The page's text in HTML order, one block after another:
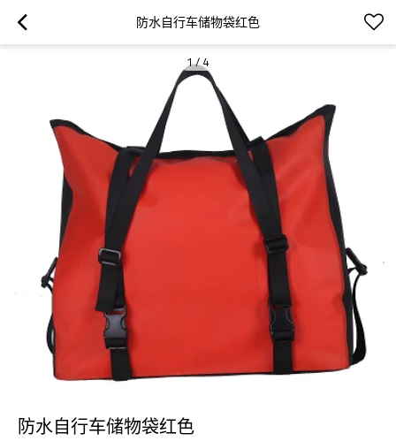
防水自行车储物袋红色
1/4
防水自行车储物袋红色